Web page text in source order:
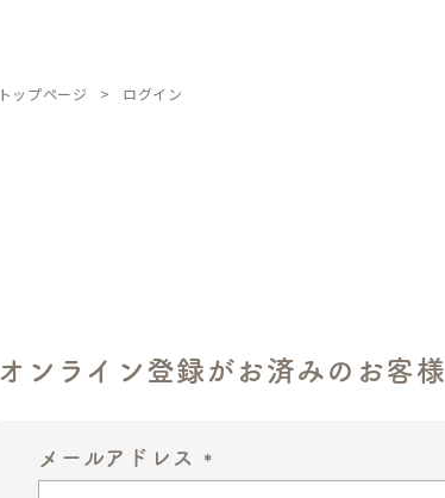
トップページ ログイン
オンライン登録がお済みのお客様
メールアドレス